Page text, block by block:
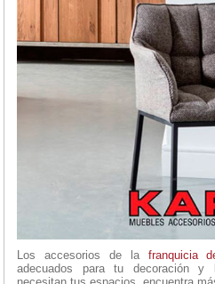
Los accesorios de la franquicia
adecuados para tu decoración y